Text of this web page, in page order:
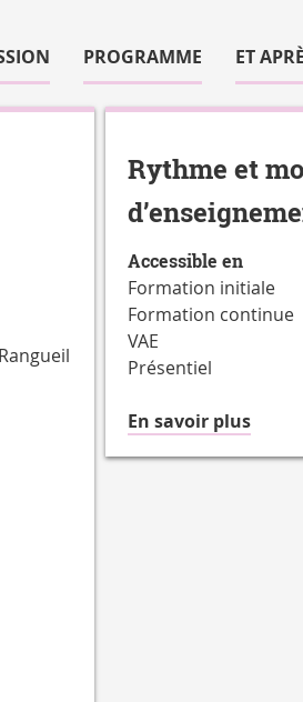
PROGRAMME ET
Rythme et
Accessible en
Formation initiale
Formation continue
VAE
Présentiel
En savoir plusà